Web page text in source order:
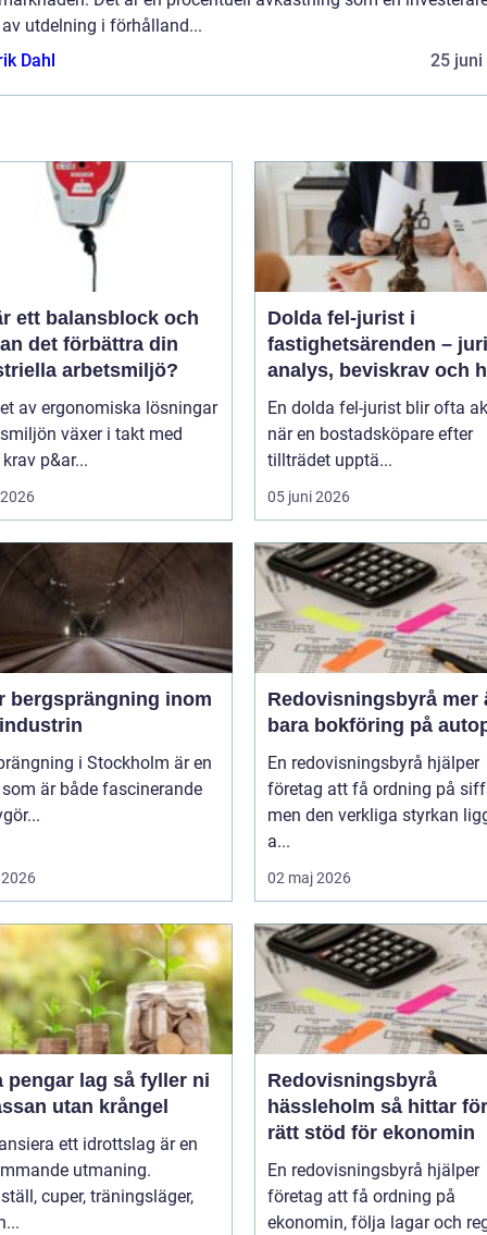
utdelning i förhålland...
Dahl
25 juni
ett balansblock och
det förbättra din
arbetsmiljö?
av ergonomiska lösningar
växer i takt med
p&ar...
Dolda fel-jurist i
fastighetsärenden –
analys, beviskrav och
ansvar fördelas vid
bostadsköp
En dolda fel-jurist blir ofta
när en bostadsköpare efter
tillträdet upptä...
05 juni 2026
bergsprängning inom
i Stockholm är en
är både fascinerande
Redovisningsbyrå mer än
bara bokföring på
En redovisningsbyrå hjälper
företag att få ordning på
men den verkliga styrkan
a...
02 maj 2026
lag så fyller ni
utan krångel
ett idrottslag är en
utmaning.
cuper, träningsläger,
Redovisningsbyrå
hässleholm så hittar företag
rätt stöd för ekonomin
En redovisningsbyrå hjälper
företag att få ordning på
ekonomin, följa lagar och